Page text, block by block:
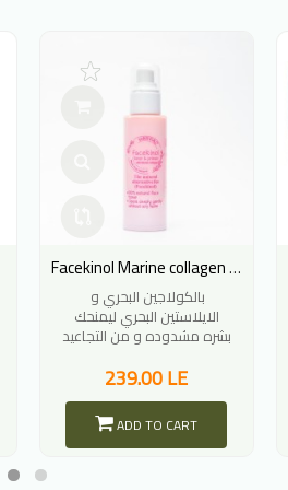
Facekinol Marine collagen Toner
الايلاستين البحري ليمنحك
بشره مشدوده و من التجاعيد
239.00 LE
ADD TO CART